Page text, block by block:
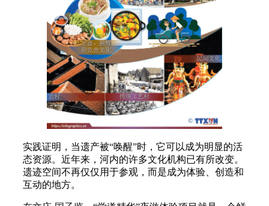
实践证明，当遗产被“唤醒”时，它可以成为明显的活
态资源。近年来，河内的许多文化机构已有所改变。
遗迹空间不再仅仅用于参观，而是成为体验、创造和
互动的地方。